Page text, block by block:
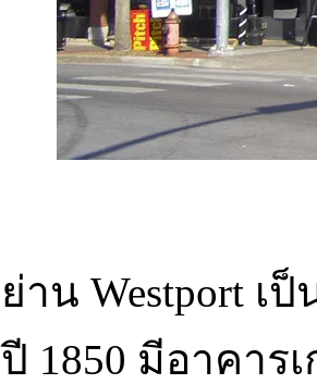
ย่าน Westport
ปี 1850 มีอาคาร